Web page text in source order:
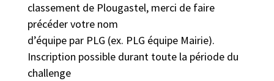
classement de Plougastel, merci de faire
précéder votre nom
d’équipe par PLG (ex. PLG équipe Mairie).
Inscription possible durant toute la période du
challenge